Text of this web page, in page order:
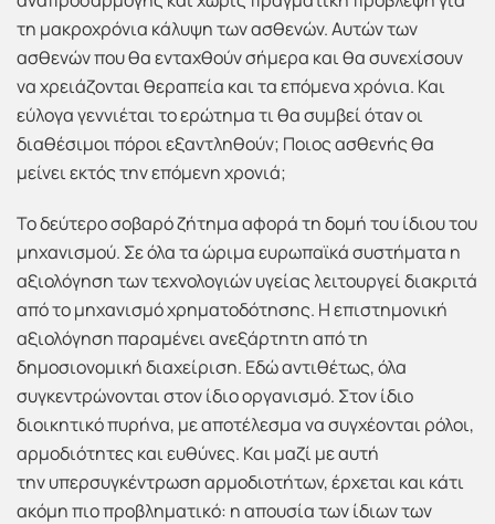
τη μακροχρόνια κάλυψη των ασθενών. Αυτών των
ασθενών που θα ενταχθούν σήμερα και θα συνεχίσουν
να χρειάζονται θεραπεία και τα επόμενα χρόνια. Και
εύλογα γεννιέται το ερώτημα τι θα συμβεί όταν οι
διαθέσιμοι πόροι εξαντληθούν; Ποιος ασθενής θα
μείνει εκτός την επόμενη χρονιά;
Το δεύτερο σοβαρό ζήτημα αφορά τη δομή του ίδιου του
μηχανισμού. Σε όλα τα ώριμα ευρωπαϊκά συστήματα η
αξιολόγηση των τεχνολογιών υγείας λειτουργεί διακριτά
από το μηχανισμό χρηματοδότησης. Η επιστημονική
αξιολόγηση παραμένει ανεξάρτητη από τη
δημοσιονομική διαχείριση. Εδώ αντιθέτως, όλα
συγκεντρώνονται στον ίδιο οργανισμό. Στον ίδιο
διοικητικό πυρήνα, με αποτέλεσμα να συγχέονται ρόλοι,
αρμοδιότητες και ευθύνες. Και μαζί με αυτή
την υπερσυγκέντρωση αρμοδιοτήτων, έρχεται και κάτι
ακόμη πιο προβληματικό: η απουσία των ίδιων των